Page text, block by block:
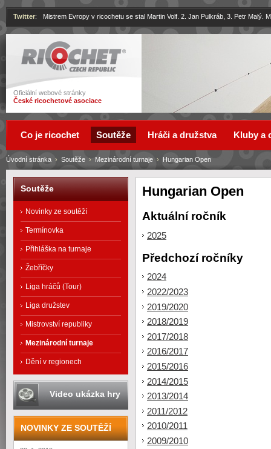
Ricochet
Oficiální webové stránky
České ricochetové asociace
Twitter: Mistrem Evropy v ricochetu se stal Martin Volf. 2. Jan Pulkráb, 3. Petr Malý.
Hungarian Open
Aktuální ročník
2025
Předchozí ročníky
2024
2022/2023
2019/2020
2018/2019
2017/2018
2016/2017
2015/2016
2014/2015
2013/2014
2011/2012
2010/2011
2009/2010
Úvodní stránka › Soutěže › Mezinárodní turnaje › Hungarian Open
Co je ricochet Soutěže Hráči a družstva Kluby a
Soutěže
Novinky ze soutěží
Termínovka
Přihláška na turnaje
Žebříčky
Liga hráčů (Tour)
Liga družstev
Mistrovství republiky
Mezinárodní turnaje
Dění v regionech
Video ukázka hry
NOVINKY ZE SOUTĚŽÍ